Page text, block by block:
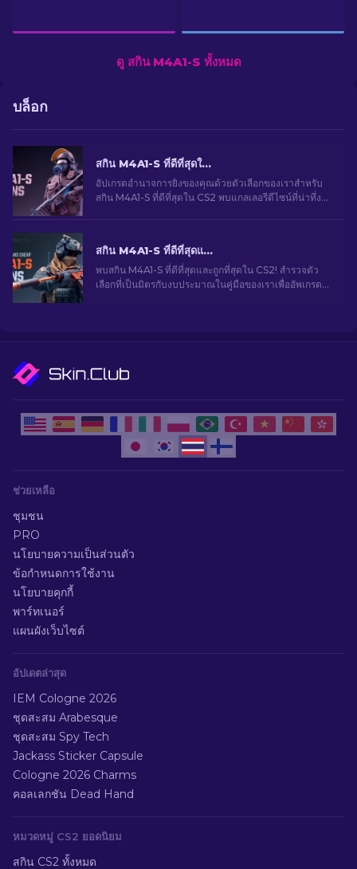
ดู สกิน M4A1-S ทั้งหมด
บล็อก
สกิน M4A1-S ที่ดีที่สุดใน CS2 [2026]
อัปเกรดอำนาจการยิงของคุณด้วยตัวเลือกของเราสำหรับ
สกิน M4A1-S ที่ดีที่สุดใน CS2 พบแกลเลอรีดีไซน์ที่น่าทึ่ง
สกิน M4A1-S ที่ดีที่สุดและราคาถูกใน CS2 [2026]
พบสกิน M4A1-S ที่ดีที่สุดและถูกที่สุดใน CS2! สํารวจตัว
เลือกที่เป็นมิตรกับงบประมาณในคู่มือของเราเพื่ออัพเกรด
ช่วยเหลือ
ชุมชน
PRO
นโยบายความเป็นส่วนตัว
ข้อกำหนดการใช้งาน
นโยบายคุกกี้
พาร์ทเนอร์
แผนผังเว็บไซต์
อัปเดตล่าสุด
IEM Cologne 2026
ชุดสะสม Arabesque
ชุดสะสม Spy Tech
Jackass Sticker Capsule
Cologne 2026 Charms
คอลเลกชัน Dead Hand
หมวดหมู่ CS2 ยอดนิยม
สกิน CS2 ทั้งหมด